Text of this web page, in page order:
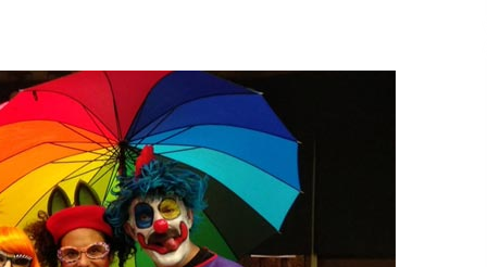
Larunbatean Plentziako Itsas
Martxa ospatuko da
2026/07/07
SOINUGELA: Paul McCartney eta
Ringo Starr-en lan berriak
2026/07/03